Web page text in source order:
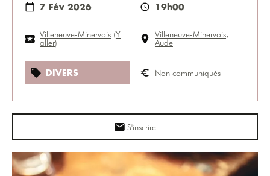
7 Fév 2026 19h00
Villeneuve-Minervois (Y
aller)
Villeneuve-Minervois,
Aude
DIVERS Non communiqués
S'inscrire